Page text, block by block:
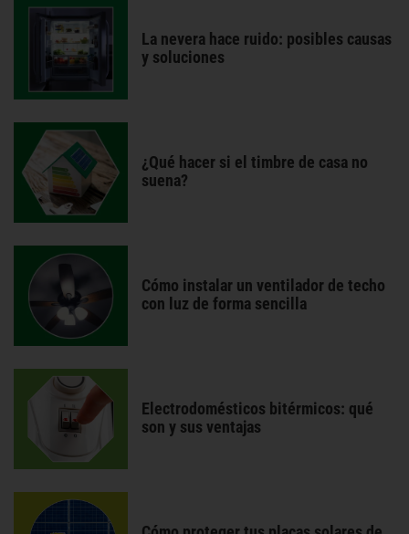
La nevera hace ruido: posibles causas
y soluciones
¿Qué hacer si el timbre de casa no
suena?
Cómo instalar un ventilador de techo
con luz de forma sencilla
Electrodomésticos bitérmicos: qué
son y sus ventajas